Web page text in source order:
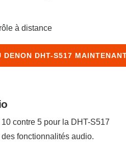
à distance
DENON DHT-S517
contre 5 pour la DHT-S517
fonctionnalités audio.